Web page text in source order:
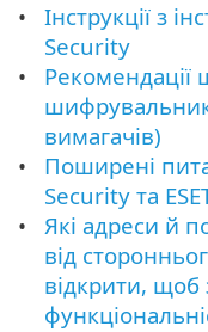
Інструкції з
Security
Рекомендації
вимагачів)
Поширені
Security та
Які адреси й
від
відкрити, щоб